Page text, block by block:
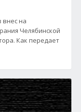
на
Челябинской
Как передает